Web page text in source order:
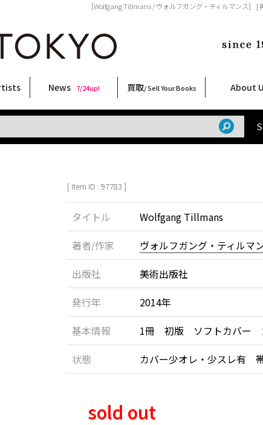
［Wolfgang Tillmans / ヴォルフガング・ティルマンス］ |
終)
News 7/24up!
新着・おすすめ商品 9/7up!
フェア・イベント情報 7/24up!
お店からのお知らせ 6/1up!
買取/ Sell Your Books
買取ブログ
買取専用フォーム
古書 / 古本の買取
美術品の買取
出張買取について
宅配買取について
店頭買取について
よくある質問
About
店舗案内
Shop Infomation
ご注文につ
How to Order
特定商取引
プライバシ
[ Item ID : 97783 ]
タイトル
Wolfgang Tillmans
著者/作家
ヴォルフガング・ティルマ
出版社
美術出版社
発行年
2014年
基本情報
1冊 初版 ソフトカバー
状態
カバー少オレ・少スレ有
sold out